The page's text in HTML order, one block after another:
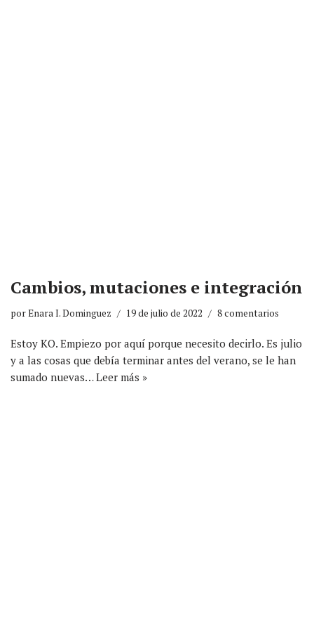
Cambios, mutaciones e integración
porEnara I. Dominguez 19 de julio de 2022 8 comentarios
Estoy KO. Empiezo por aquí porque necesito decirlo. Es julio
y a las cosas que debía terminar antes del verano, se le han
sumado nuevas…Leer más »